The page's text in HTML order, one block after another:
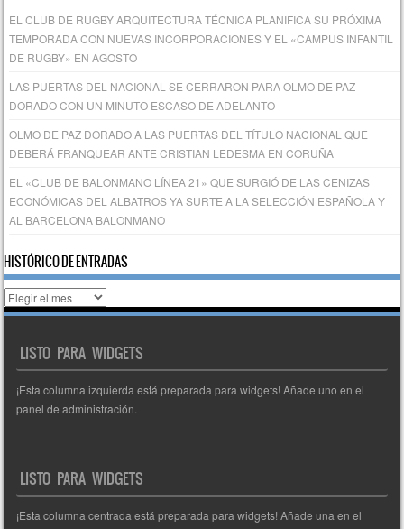
EL CLUB DE RUGBY ARQUITECTURA TÉCNICA PLANIFICA SU PRÓXIMA
TEMPORADA CON NUEVAS INCORPORACIONES Y EL «CAMPUS INFANTIL
DE RUGBY» EN AGOSTO
LAS PUERTAS DEL NACIONAL SE CERRARON PARA OLMO DE PAZ
DORADO CON UN MINUTO ESCASO DE ADELANTO
OLMO DE PAZ DORADO A LAS PUERTAS DEL TÍTULO NACIONAL QUE
DEBERÁ FRANQUEAR ANTE CRISTIAN LEDESMA EN CORUÑA
EL «CLUB DE BALONMANO LÍNEA 21» QUE SURGIÓ DE LAS CENIZAS
ECONÓMICAS DEL ALBATROS YA SURTE A LA SELECCIÓN ESPAÑOLA Y
AL BARCELONA BALONMANO
HISTÓRICO DE ENTRADAS
Histórico
de
LISTO PARA WIDGETS
¡Esta columna izquierda está preparada para widgets! Añade uno en el
panel de administración.
LISTO PARA WIDGETS
¡Esta columna centrada está preparada para widgets! Añade una en el